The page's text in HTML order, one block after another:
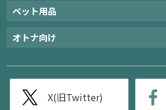
ペット用品
オトナ向け
X(旧Twitter)